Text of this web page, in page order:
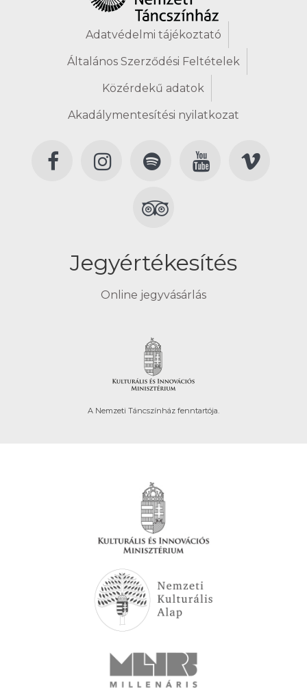
Adatvédelmi tájékoztató
Általános Szerződési Feltételek
Közérdekű adatok
Akadálymentesítési nyilatkozat
Jegyértékesítés
Online jegyvásárlás
A Nemzeti Táncszínház fenntartója.